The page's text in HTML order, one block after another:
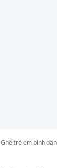
Ghế trẻ em bình